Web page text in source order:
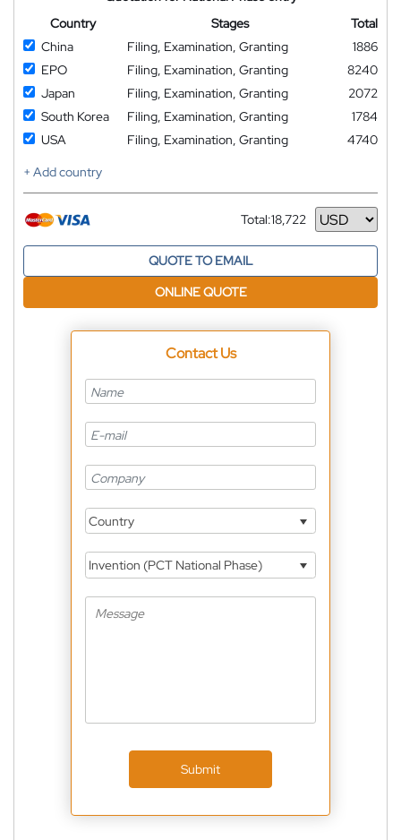
Country
Stages
Total
China
Filing, Examination, Granting
1886
EPO
Filing, Examination, Granting
8240
Japan
Filing, Examination, Granting
2072
South Korea
Filing, Examination, Granting
1784
USA
Filing, Examination, Granting
4740
+ Add country
Total:18,722
Currency
QUOTE TO EMAIL
ONLINE QUOTE
Contact Us
Country
Invention (PCT National Phase)
Submit